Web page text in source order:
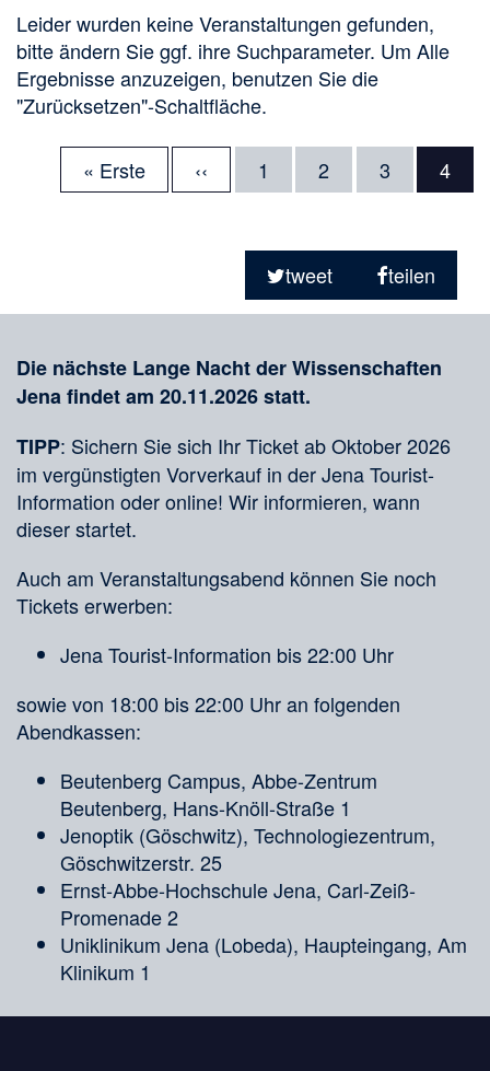
Leider wurden keine Veranstaltungen gefunden,
bitte ändern Sie ggf. ihre Suchparameter. Um Alle
Ergebnisse anzuzeigen, benutzen Sie die
"Zurücksetzen"-Schaltfläche.
Seitennummerierung
Erste
« Erste
Vorherige
‹‹ Seite
1 Seite
2 Seite
3 4
tweet
teilen
Die nächste Lange Nacht der Wissenschaften
Jena findet am 20.11.2026 statt.
TIPP: Sichern Sie sich Ihr Ticket ab Oktober 2026
im vergünstigten Vorverkauf in der Jena Tourist-
Information oder online! Wir informieren, wann
dieser startet.
Auch am Veranstaltungsabend können Sie noch
Tickets erwerben:
Jena Tourist-Information bis 22:00 Uhr
sowie von 18:00 bis 22:00 Uhr an folgenden
Abendkassen:
Beutenberg Campus, Abbe-Zentrum
Beutenberg, Hans-Knöll-Straße 1
Jenoptik (Göschwitz), Technologiezentrum,
Göschwitzerstr. 25
Ernst-Abbe-Hochschule Jena, Carl-Zeiß-
Promenade 2
Uniklinikum Jena (Lobeda), Haupteingang, Am
Klinikum 1